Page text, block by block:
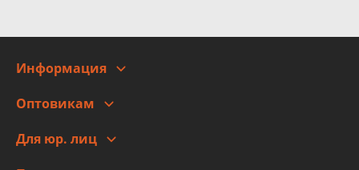
Информация
Адреса
Новости
Оптовикам
Для юр. лиц